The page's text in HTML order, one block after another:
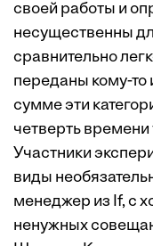
своей работы и
несущественны
сравнительно
переданы кому-то
сумме эти
четверть
Участники
виды
менеджер из If, с
ненужных